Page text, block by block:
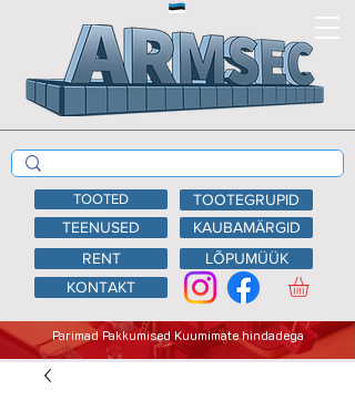
TEENUSED
KAUBAMÄRGID
RENT
LÕPUMÜÜK
KONTAKT
Parimad Pakkumised Kuumimate hindadega
TOOTED TOOTEGRUPID